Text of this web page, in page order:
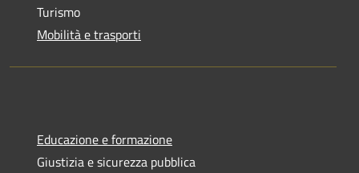
Turismo
Mobilità e trasporti
Educazione e formazione
Giustizia e sicurezza pubblica